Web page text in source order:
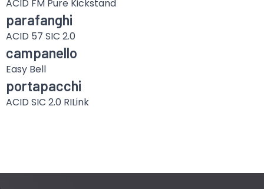
ACID FM Pure Kickstand
parafanghi
ACID 57 SIC 2.0
campanello
Easy Bell
portapacchi
ACID SIC 2.0 RILink